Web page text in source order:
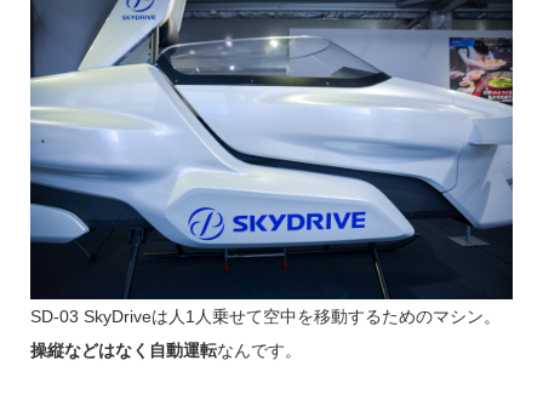
SD-03 SkyDriveは人1人乗せて空中を移動するためのマシン。
操縦などはなく自動運転なんです。